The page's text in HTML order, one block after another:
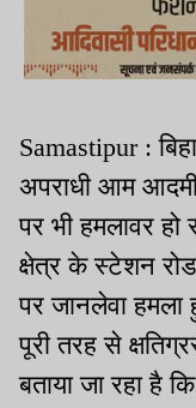
Samastipur :
अपराधी आम
पर भी हमलावर हो
क्षेत्र के स्टेशन
पर जानलेवा
पूरी तरह से
बताया जा रहा है